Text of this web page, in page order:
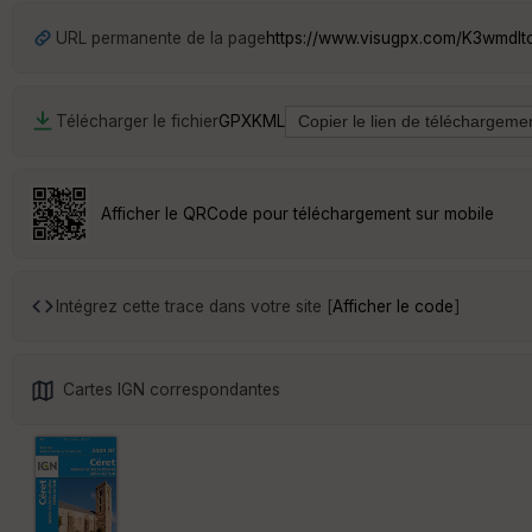
URL permanente de la pagehttps://www.visugpx.com/
Télécharger le fichierGPXKML
Afficher le QRCode pour téléchargement sur mobile
Intégrez cette trace dans votre site [Afficher le code]
Cartes IGN correspondantes